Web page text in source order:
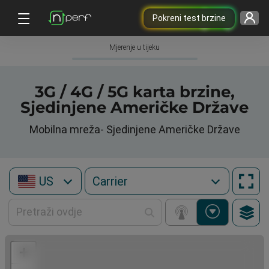
Pokreni test brzine
Mjerenje u tijeku
3G / 4G / 5G karta brzine,
Sjedinjene Američke Države
Mobilna mreža- Sjedinjene Američke Države
US